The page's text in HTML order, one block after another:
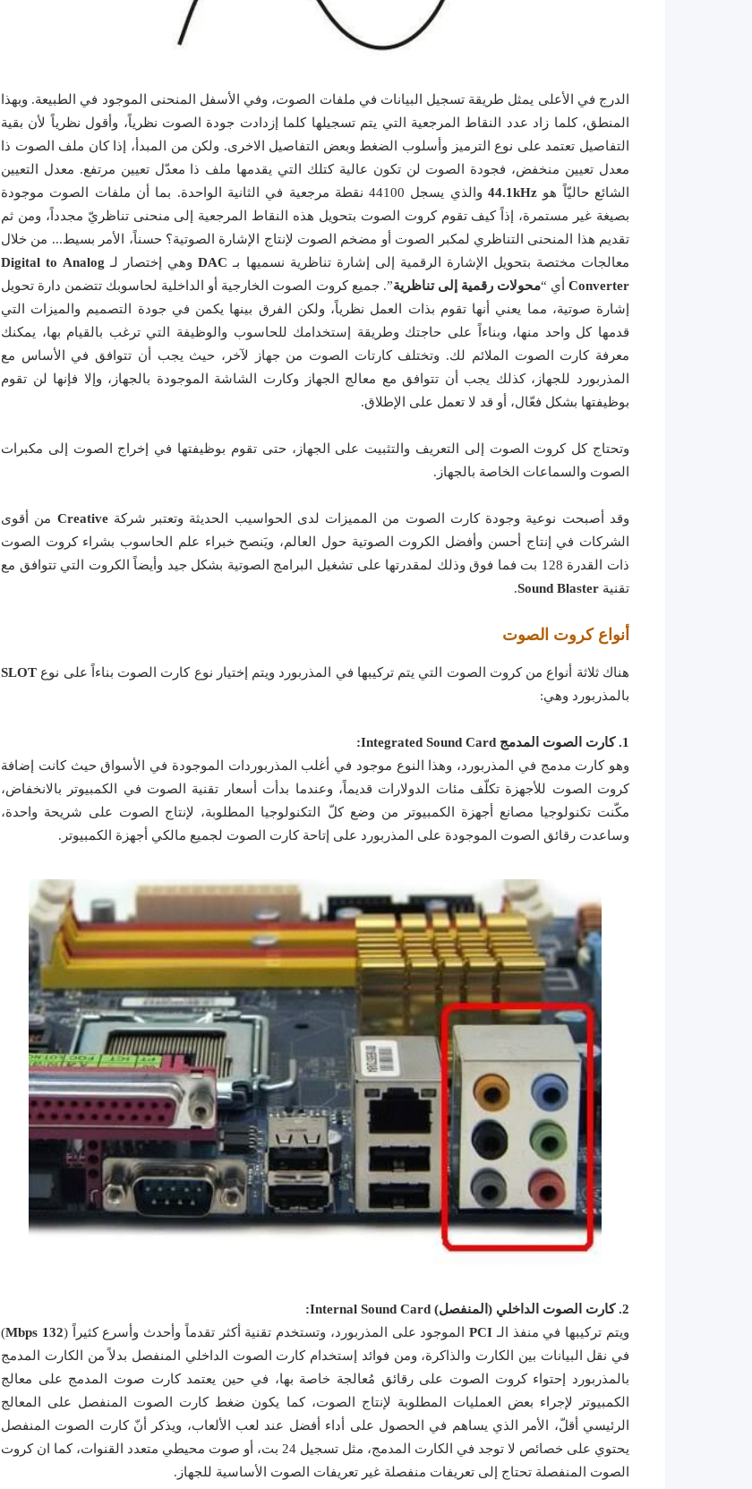
الدرج في الأعلى يمثل طريقة تسجيل البيانات في ملفات الصوت، وفي الأسفل المنحنى الموجود في الطبيعة. وبهذا
المنطق، كلما زاد عدد النقاط المرجعية التي يتم تسجيلها كلما إزدادت جودة الصوت نظرياً، وأقول نظرياً لأن بقية
التفاصيل تعتمد على نوع الترميز وأسلوب الضغط وبعض التفاصيل الاخرى. ولكن من المبدأ، إذا كان ملف الصوت ذا
معدل تعيين منخفض، فجودة الصوت لن تكون عالية كتلك التي يقدمها ملف ذا معدّل تعيين مرتفع. معدل التعيين
الشائع حاليّاً هو 44.1kHz
والذي يسجل 44100 نقطة مرجعية في الثانية الواحدة. بما أن ملفات الصوت موجودة
بصيغة غير مستمرة، إذاً كيف تقوم كروت الصوت بتحويل هذه النقاط المرجعية إلى منحنى تناظريّ مجدداً، ومن ثم
تقديم هذا المنحنى التناظري لمكبر الصوت أو مضخم الصوت لإنتاج الإشارة الصوتية؟ حسناً، الأمر بسيط... من خلال
معالجات مختصة بتحويل الإشارة الرقمية إلى إشارة تناظرية نسميها بـ DACوهي إختصار لـ Digital to Analog
Converterأي “محولات رقمية إلى تناظرية”. جميع كروت الصوت الخارجية أو الداخلية لحاسوبك تتضمن دارة تحويل
إشارة صوتية، مما يعني أنها تقوم بذات العمل نظرياً، ولكن الفرق بينها يكمن في جودة التصميم والميزات التي
قدمها كل واحد منها، وبناءاً على حاجتك وطريقة إستخدامك للحاسوب والوظيفة التي ترغب بالقيام بها، يمكنك
معرفة كارت الصوت الملائم لك. وتختلف كارتات الصوت من جهاز لآخر، حيث يجب أن تتوافق في الأساس مع
المذربورد للجهاز، كذلك يجب أن تتوافق مع معالج الجهاز وكارت الشاشة الموجودة بالجهاز، وإلا فإنها لن تقوم
بوظيفتها بشكل فعّال، أو قد لا تعمل على الإطلاق.
وتحتاج كل كروت الصوت إلى التعريف والتثبيت على الجهاز، حتى تقوم بوظيفتها في إخراج الصوت إلى مكبرات
الصوت والسماعات الخاصة بالجهاز.
وقد أصبحت نوعية وجودة كارت الصوت من المميزات لدى الحواسيب الحديثة وتعتبر شركةCreative من أقوى
الشركات في إنتاج أحسن وأفضل الكروت الصوتية حول العالم، ويَنصح خبراء علم الحاسوب بشراء كروت الصوت
ذات القدرة 128 بت فما فوق وذلك لمقدرتها على تشغيل البرامج الصوتية بشكل جيد وأيضاً الكروت التي تتوافق مع
تقنية Sound Blaster
.
أنواع كروت الصوت
هناك ثلاثة أنواع من كروت الصوت التي يتم تركيبها في المذربورد ويتم إختيار نوع كارت الصوت بناءاً على نوع SLOT
بالمذربورد وهي:
1. كارت الصوت المدمج Integrated Sound Card:
وهو كارت مدمج في المذربورد، وهذا النوع موجود في أغلب المذربوردات الموجودة في الأسواق حيث كانت إضافة
كروت الصوت للأجهزة تكلّف مئات الدولارات قديماً، وعندما بدأت أسعار تقنية الصوت في الكمبيوتر بالانخفاض،
مكّنت تكنولوجيا مصانع أجهزة الكمبيوتر من وضع كلّ التكنولوجيا المطلوبة، لإنتاج الصوت على شريحة واحدة،
وساعدت رقائق الصوت الموجودة على المذربورد على إتاحة كارت الصوت لجميع مالكي أجهزة الكمبيوتر.
2. كارت الصوت الداخلي (المنفصل) Internal Sound Card:
ويتم تركيبها في منفذ الـ PCI الموجود على المذربورد، وتستخدم تقنية أكثر تقدماً وأحدث وأسرع كثيراً (Mbps 132
)
في نقل البيانات بين الكارت والذاكرة، ومن فوائد إستخدام كارت الصوت الداخلي المنفصل بدلاً من الكارت المدمج
بالمذربورد إحتواء كروت الصوت على رقائق مُعالجة خاصة بها، في حين يعتمد كارت صوت المدمج على معالج
الكمبيوتر لإجراء بعض العمليات المطلوبة لإنتاج الصوت، كما يكون ضغط كارت الصوت المنفصل على المعالج
الرئيسي أقلّ، الأمر الذي يساهم في الحصول على أداء أفضل عند لعب الألعاب، ويذكر أنّ كارت الصوت المنفصل
يحتوي على خصائص لا توجد في الكارت المدمج، مثل تسجيل 24 بت، أو صوت محيطي متعدد القنوات، كما ان كروت
الصوت المنفصلة تحتاج إلى تعريفات منفصلة غير تعريفات الصوت الأساسية للجهاز.